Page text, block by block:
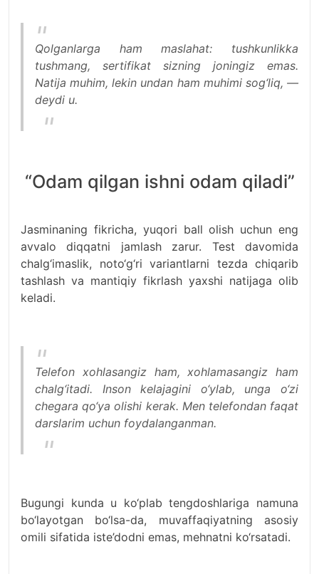
Qolganlarga ham maslahat: tushkunlikka
tushmang, sertifikat sizning joningiz emas.
Natija muhim, lekin undan ham muhimi sog‘liq, —
deydi u.
“Odam qilgan ishni odam qiladi”
Jasminaning fikricha, yuqori ball olish uchun eng
avvalo diqqatni jamlash zarur. Test davomida
chalg‘imaslik, noto‘g‘ri variantlarni tezda chiqarib
tashlash va mantiqiy fikrlash yaxshi natijaga olib
keladi.
Telefon xohlasangiz ham, xohlamasangiz ham
chalg‘itadi. Inson kelajagini o‘ylab, unga o‘zi
chegara qo‘ya olishi kerak. Men telefondan faqat
darslarim uchun foydalanganman.
Bugungi kunda u ko‘plab tengdoshlariga namuna
bo‘layotgan bo‘lsa-da, muvaffaqiyatning asosiy
omili sifatida iste’dodni emas, mehnatni ko‘rsatadi.